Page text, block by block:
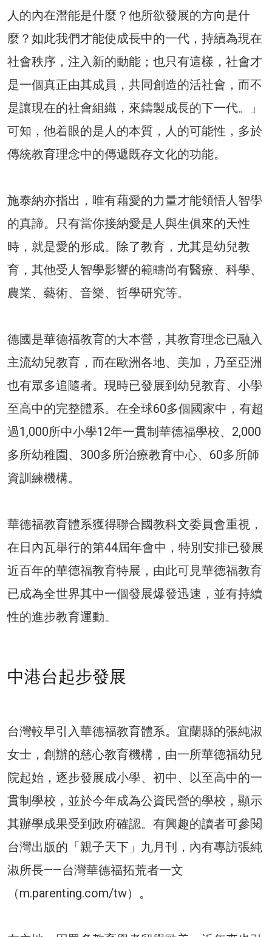
人的內在潛能是什麼？他所欲發展的方向是什
麼？如此我們才能使成長中的一代，持續為現在
社會秩序，注入新的動能；也只有這樣，社會才
是一個真正由其成員，共同創造的活社會，而不
是讓現在的社會組織，來鑄製成長的下一代。」
可知，他着眼的是人的本質，人的可能性，多於
傳統教育理念中的傳遞既存文化的功能。
施泰納亦指出，唯有藉愛的力量才能領悟人智學
的真諦。只有當你接納愛是人與生俱來的天性
時，就是愛的形成。除了教育，尤其是幼兒教
育，其他受人智學影響的範疇尚有醫療、科學、
農業、藝術、音樂、哲學研究等。
德國是華德福教育的大本營，其教育理念已融入
主流幼兒教育，而在歐洲各地、美加，乃至亞洲
也有眾多追隨者。現時已發展到幼兒教育、小學
至高中的完整體系。在全球60多個國家中，有超
過1,000所中小學12年一貫制華德福學校、2,000
多所幼稚園、300多所治療教育中心、60多所師
資訓練機構。
華德福教育體系獲得聯合國教科文委員會重視，
在日內瓦舉行的第44屆年會中，特別安排已發展
近百年的華德福教育特展，由此可見華德福教育
已成為全世界其中一個發展爆發迅速，並有持續
性的進步教育運動。
中港台起步發展
台灣較早引入華德福教育體系。宜蘭縣的張純淑
女士，創辦的慈心教育機構，由一所華德福幼兒
院起始，逐步發展成小學、初中、以至高中的一
貫制學校，並於今年成為公資民營的學校，顯示
其辦學成果受到政府確認。有興趣的讀者可參閱
台灣出版的「親子天下」九月刊，內有專訪張純
淑所長——台灣華德福拓荒者一文
（m.parenting.com/tw）。